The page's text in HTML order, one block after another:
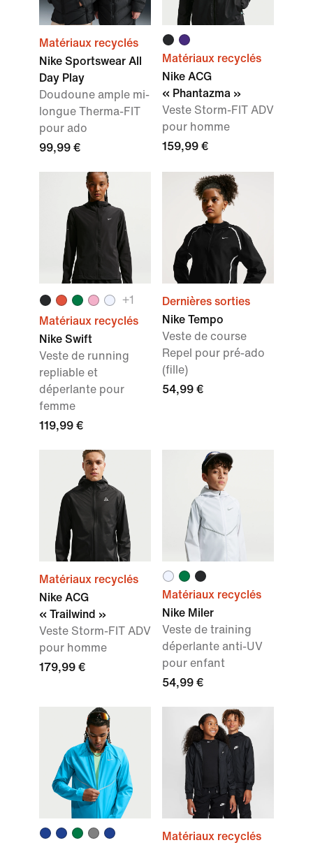
Matériaux recyclés
Nike Sportswear All
Day Play
Doudoune ample mi-
longue Therma-FIT
pour ado
99,99 €
Matériaux recyclés
Nike ACG
« Phantazma »
Veste Storm-FIT ADV
pour homme
159,99 €
+1
Matériaux recyclés
Nike Swift
Veste de running
repliable et
déperlante pour
femme
119,99 €
Dernières sorties
Nike Tempo
Veste de course
Repel pour pré-ado
(fille)
54,99 €
Matériaux recyclés
Nike ACG
« Trailwind »
Veste Storm-FIT ADV
pour homme
179,99 €
Matériaux recyclés
Nike Miler
Veste de training
déperlante anti-UV
pour enfant
54,99 €
Matériaux recyclés